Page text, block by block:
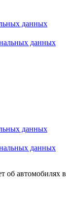
данных
данных
данных
данных
об автомобилях в